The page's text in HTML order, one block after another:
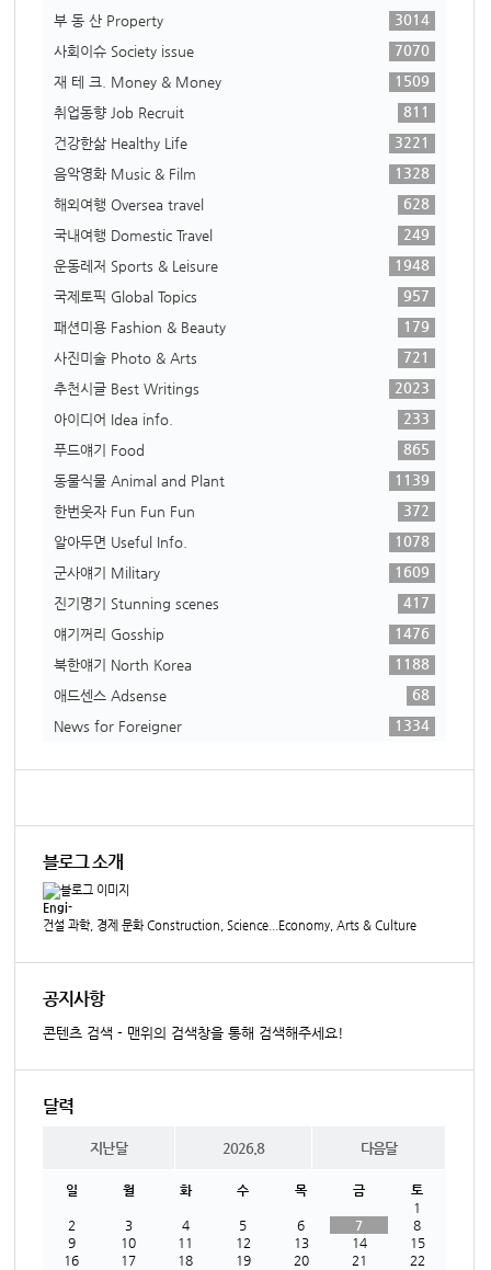
부 동 산 Property
3014
사회이슈 Society issue
7070
재 테 크. Money & Money
1509
취업동향 Job Recruit
811
건강한삶 Healthy Life
3221
음악영화 Music & Film
1328
해외여행 Oversea travel
628
국내여행 Domestic Travel
249
운동레저 Sports & Leisure
1948
국제토픽 Global Topics
957
패션미용 Fashion & Beauty
179
사진미술 Photo & Arts
721
추천시글 Best Writings
2023
아이디어 Idea info.
233
푸드얘기 Food
865
동물식물 Animal and Plant
1139
한번웃자 Fun Fun Fun
372
알아두면 Useful Info.
1078
군사얘기 Military
1609
진기명기 Stunning scenes
417
얘기꺼리 Gosship
1476
북한얘기 North Korea
1188
애드센스 Adsense
68
News for Foreigner
1334
블로그 소개
Engi-
건설 과학, 경제 문화 Construction, Science...Economy, Arts & Culture
공지사항
콘텐츠 검색 - 맨위의 검색창을 통해 검색해주세요!
달력
지난달 2026.8 다음달
일 월 화 수 목 금
토
1
2
3 4 5 6 7
8
9
10 11 12 13 14
15
16
17 18 19 20 21 22